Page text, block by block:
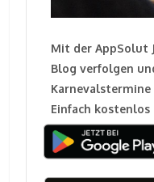
Mit der AppSolut
Blog verfolgen
Einfach